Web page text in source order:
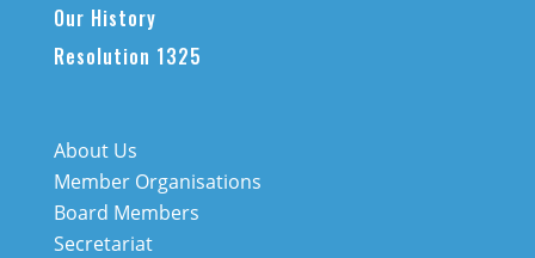
Our History
Resolution 1325
About Us
Member Organisations
Board Members
Secretariat